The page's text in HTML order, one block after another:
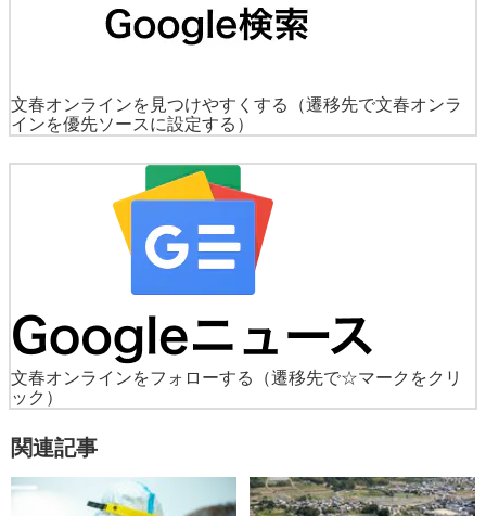
文春オンラインを見つけやすくする
（遷移先で文春オンラ
インを優先ソースに設定する）
文春オンラインをフォローする
（遷移先で☆マークをクリ
ック）
関連記事